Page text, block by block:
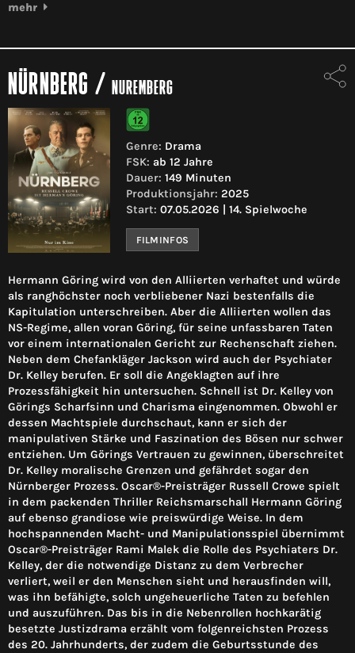
mehr
NÜRNBERG / NUREMBERG
Genre: Drama
FSK: ab 12 Jahre
Dauer: 149 Minuten
Produktionsjahr: 2025
Start: 07.05.2026 | 14. Spielwoche
FILMINFOS
Hermann Göring wird von den Alliierten verhaftet und würde
als ranghöchster noch verbliebener Nazi bestenfalls die
Kapitulation unterschreiben. Aber die Alliierten wollen das
NS-Regime, allen voran Göring, für seine unfassbaren Taten
vor einem internationalen Gericht zur Rechenschaft ziehen.
Neben dem Chefankläger Jackson wird auch der Psychiater
Dr. Kelley berufen. Er soll die Angeklagten auf ihre
Prozessfähigkeit hin untersuchen. Schnell ist Dr. Kelley von
Görings Scharfsinn und Charisma eingenommen. Obwohl er
dessen Machtspiele durchschaut, kann er sich der
manipulativen Stärke und Faszination des Bösen nur schwer
entziehen. Um Görings Vertrauen zu gewinnen, überschreitet
Dr. Kelley moralische Grenzen und gefährdet sogar den
Nürnberger Prozess. Oscar®-Preisträger Russell Crowe spielt
in dem packenden Thriller Reichsmarschall Hermann Göring
auf ebenso grandiose wie preiswürdige Weise. In dem
hochspannenden Macht- und Manipulationsspiel übernimmt
Oscar®-Preisträger Rami Malek die Rolle des Psychiaters Dr.
Kelley, der die notwendige Distanz zu dem Verbrecher
verliert, weil er den Menschen sieht und herausfinden will,
was ihn befähigte, solch ungeheuerliche Taten zu befehlen
und auszuführen. Das bis in die Nebenrollen hochkarätig
besetzte Justizdrama erzählt vom folgenreichsten Prozess
des 20. Jahrhunderts, der zudem die Geburtsstunde des